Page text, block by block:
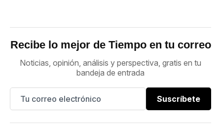
Recibe lo mejor de Tiempo en tu correo
Noticias, opinión, análisis y perspectiva, gratis en tu
bandeja de entrada
Suscríbete